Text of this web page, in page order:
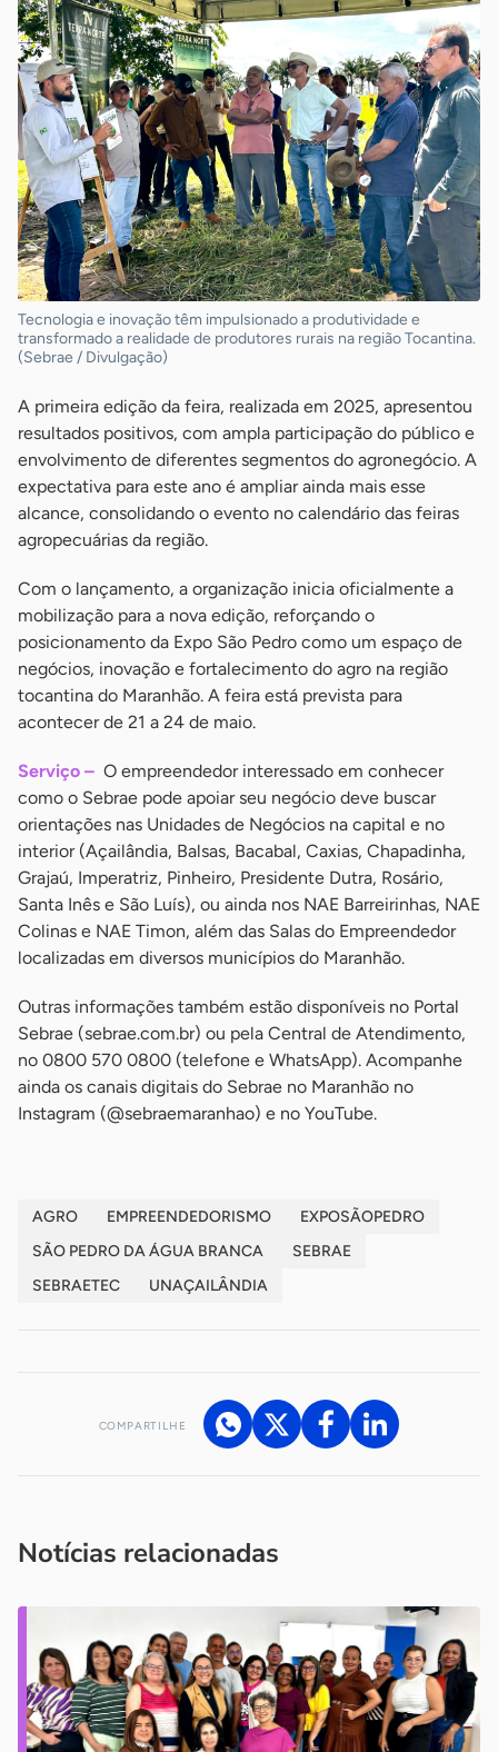
Tecnologia e inovação têm impulsionado a produtividade e
transformado a realidade de produtores rurais na região Tocantina.
(Sebrae / Divulgação)
A primeira edição da feira, realizada em 2025, apresentou
resultados positivos, com ampla participação do público e
envolvimento de diferentes segmentos do agronegócio. A
expectativa para este ano é ampliar ainda mais esse
alcance, consolidando o evento no calendário das feiras
agropecuárias da região.
Com o lançamento, a organização inicia oficialmente a
mobilização para a nova edição, reforçando o
posicionamento da Expo São Pedro como um espaço de
negócios, inovação e fortalecimento do agro na região
tocantina do Maranhão. A feira está prevista para
acontecer de 21 a 24 de maio.
Serviço – O empreendedor interessado em conhecer
como o Sebrae pode apoiar seu negócio deve buscar
orientações nas Unidades de Negócios na capital e no
interior (Açailândia, Balsas, Bacabal, Caxias, Chapadinha,
Grajaú, Imperatriz, Pinheiro, Presidente Dutra, Rosário,
Santa Inês e São Luís), ou ainda nos NAE Barreirinhas, NAE
Colinas e NAE Timon, além das Salas do Empreendedor
localizadas em diversos municípios do Maranhão.
Outras informações também estão disponíveis no Portal
Sebrae (sebrae.com.br) ou pela Central de Atendimento,
no 0800 570 0800 (telefone e WhatsApp). Acompanhe
ainda os canais digitais do Sebrae no Maranhão no
Instagram (@sebraemaranhao) e no YouTube.
AGRO EMPREENDEDORISMO
EXPOSÃOPEDRO
SÃO PEDRO DA ÁGUA BRANCA
SEBRAE
SEBRAETEC
UNAÇAILÂNDIA
COMPARTILHE
Notícias relacionadas